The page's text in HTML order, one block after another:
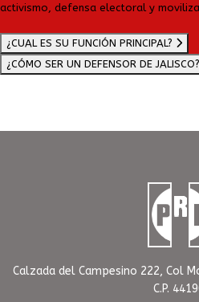
activismo, defensa electoral y
¿CUAL ES SU FUNCIÓN PRINCIPAL?
¿CÓMO SER UN DEFENSOR DE JALISCO?
Calzada del Campesino 222, Col
C.P.